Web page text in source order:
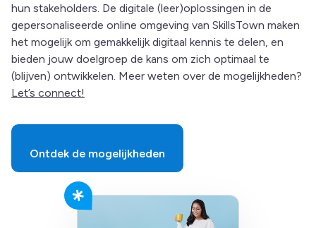
hun stakeholders. De digitale (leer)oplossingen in de
gepersonaliseerde online omgeving van SkillsTown maken
het mogelijk om gemakkelijk digitaal kennis te delen, en
bieden jouw doelgroep de kans om zich optimaal te
(blijven) ontwikkelen. Meer weten over de mogelijkheden?
Let’s connect!
Ontdek de mogelijkheden